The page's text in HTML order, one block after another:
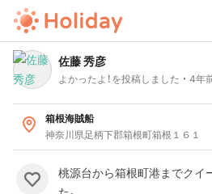
佐藤 秀彦
よかったよ！を投稿しました 4年
箱根海賊船
神奈川県足柄下郡箱根町箱根１６１
桃源台から箱根町港までクイ